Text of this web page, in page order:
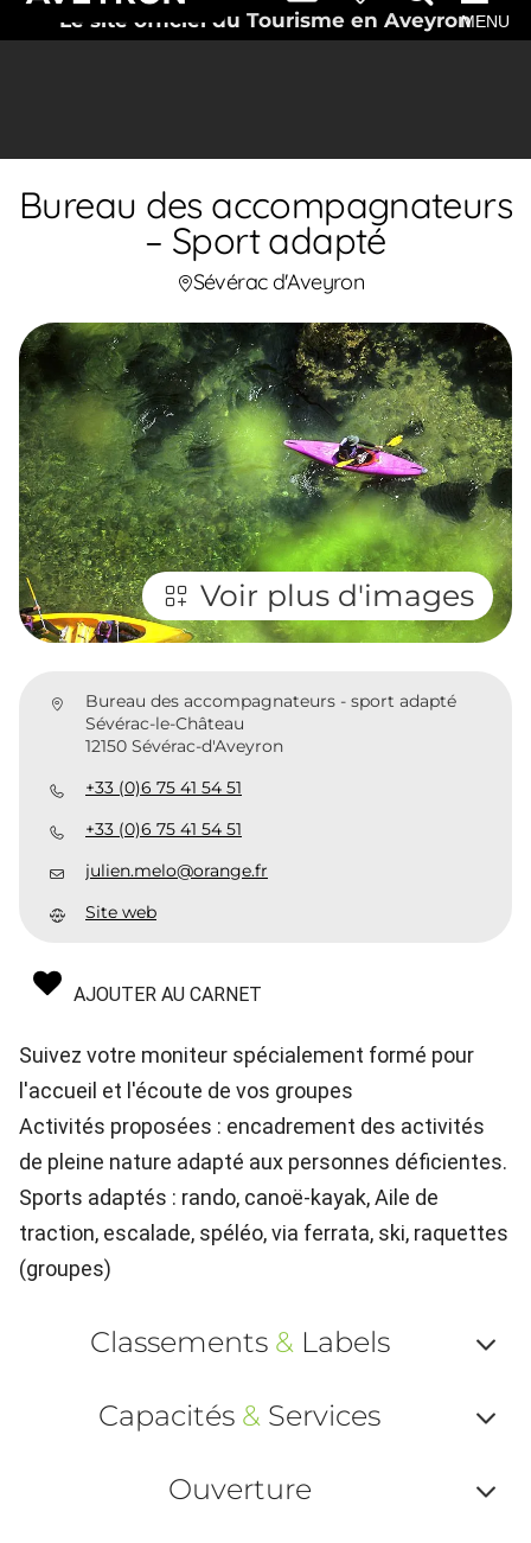
Le site officiel du Tourisme en AveyronMENU
Bureau des accompagnateurs
– Sport adapté
Sévérac d'Aveyron
Voir plus d'images
Bureau des accompagnateurs - sport adapté
Sévérac-le-Château
12150 Sévérac-d'Aveyron
+33 (0)6 75 41 54 51
+33 (0)6 75 41 54 51
julien.melo@orange.fr
Site web
AJOUTER AU CARNET
Suivez votre moniteur spécialement formé pour
l'accueil et l'écoute de vos groupes
Activités proposées : encadrement des activités
de pleine nature adapté aux personnes déficientes.
Sports adaptés : rando, canoë-kayak, Aile de
traction, escalade, spéléo, via ferrata, ski, raquettes
(groupes)
Classements &Labels
ou
Capacités & Services
ou
Ouverture